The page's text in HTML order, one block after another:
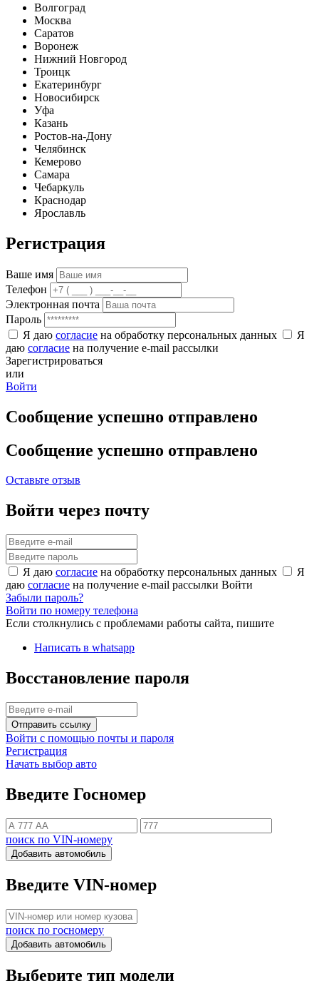
Волгоград
Москва
Саратов
Воронеж
Нижний Новгород
Троицк
Екатеринбург
Новосибирск
Уфа
Казань
Ростов-на-Дону
Челябинск
Кемерово
Самара
Чебаркуль
Краснодар
Ярославль
Регистрация
Ваше имя
Телефон
Электронная почта
Пароль
Я даю согласие на обработку персональных данных
Я
даю согласие на получение e-mail рассылки
Зарегистрироваться
или
Войти
Сообщение успешно отправлено
Сообщение успешно отправлено
Оставьте отзыв
Войти через почту
Я даю согласие на обработку персональных данных
Я
даю согласие на получение e-mail рассылки Войти
Забыли пароль?
Войти по номеру телефона
Если столкнулись с проблемами работы сайта, пишите
Написать в whatsapp
Восстановление пароля
Отправить ссылку
Войти с помощью почты и пароля
Регистрация
Начать выбор авто
Введите Госномер
поиск по VIN-номеру
Добавить автомобиль
Введите VIN-номер
поиск по госномеру
Добавить автомобиль
Выберите тип модели